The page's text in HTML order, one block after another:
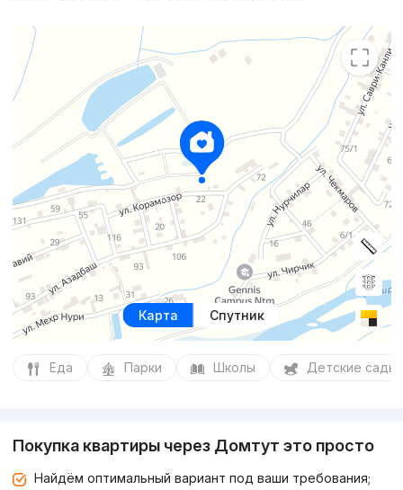
Карта Спутник
Еда Парки Школы Детские сады
Покупка квартиры через Домтут это просто
Найдём оптимальный вариант под ваши требования;